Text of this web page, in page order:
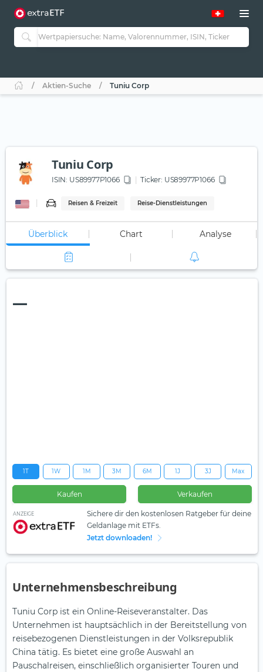
Aktien-Suche Tuniu Corp
Tuniu Corp
ISIN: US89977P1066 Ticker: US89977P1066
Reisen & Freizeit Reise-Dienstleistungen
Überblick Chart Analyse
—
1T 1W 1M 3M 6M 1J 3J Max
Kaufen Verkaufen
ANZEIGE
Sichere dir den kostenlosen Ratgeber für deine
Geldanlage mit ETFs.
Jetzt downloaden!
Unternehmensbeschreibung
Tuniu Corp ist ein Online-Reiseveranstalter. Das
Unternehmen ist hauptsächlich in der Bereitstellung von
reisebezogenen Dienstleistungen in der Volksrepublik
China tätig. Es bietet eine große Auswahl an
Pauschalreisen, einschließlich organisierter Touren und